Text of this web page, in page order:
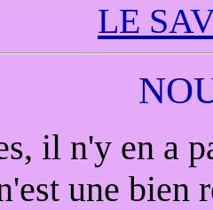
LE
il n'y en a
une bien